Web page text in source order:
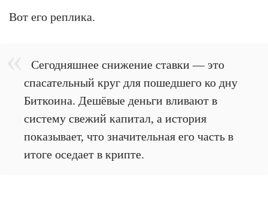
Вот его реплика.
Сегодняшнее снижение ставки — это
спасательный круг для пошедшего ко дну
Биткоина. Дешёвые деньги вливают в
систему свежий капитал, а история
показывает, что значительная его часть в
итоге оседает в крипте.